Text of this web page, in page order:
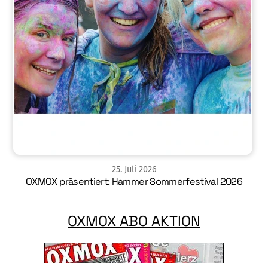
25. Juli 2026
OXMOX präsentiert: Hammer Sommerfestival 2026
OXMOX ABO AKTION